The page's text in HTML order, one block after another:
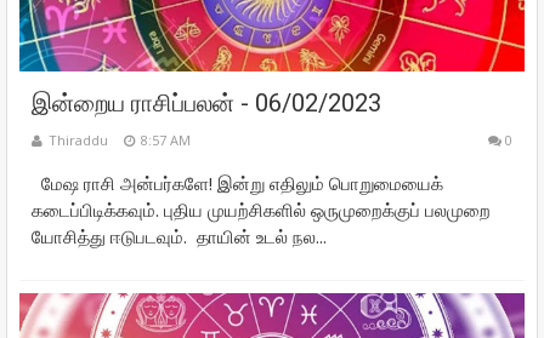
இன்றைய ராசிப்பலன் - 06/02/2023
Thiraddu 8:57 AM 0
மேஷ ராசி அன்பர்களே! இன்று எதிலும் பொறுமையைக்
கடைப்பிடிக்கவும். புதிய முயற்சிகளில் ஒருமுறைக்குப் பலமுறை
யோசித்து ஈடுபடவும். தாயின் உடல் நல...